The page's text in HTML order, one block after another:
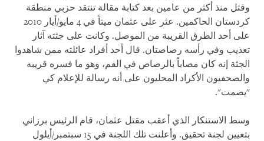
وقتل منذ أكثر من عامين بعد كتابة مقالة تنتقد حزبي منطقة
كردستان الحاكمين. عثر على عثمان ميتاً في 4 مايو/أيار 2010
على أحد الطرق القريبة من الموصل. وكانت على جثته آثار
تعذيب وفي رأسه رصاصتان. قال أحد أفراد عائلته ممن شاهدوا
الجثة إنه كان مصاباً بالرصاص في الفم، وهو ما فسره قريبه
والصحفيون الأكراد المحليون على أنه رسالة للإعلام كي
"يصمت".
وسط الاستنكار الذي أعقب مقتل عثمان، قام الرئيس برزاني
بتعيين لجنة تحقيق. وأعلنت تلك اللجنة في 15 سبتمبر/أيلول